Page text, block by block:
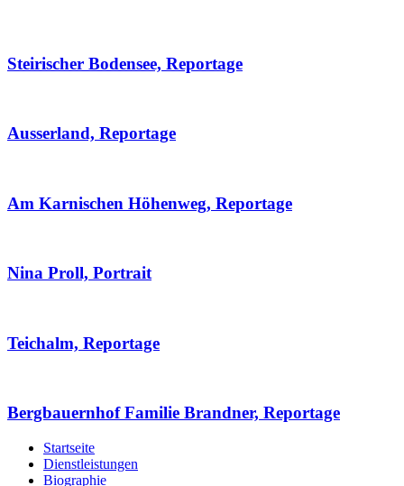
Steirischer Bodensee, Reportage
Ausserland, Reportage
Am Karnischen Höhenweg, Reportage
Nina Proll, Portrait
Teichalm, Reportage
Bergbauernhof Familie Brandner, Reportage
Startseite
Dienstleistungen
Biographie